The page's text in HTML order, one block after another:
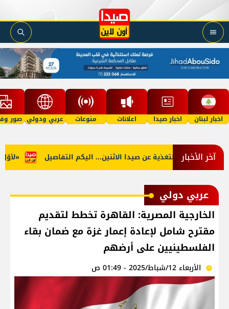
اخبار لبنان اخبار صيدا اعلانات منوعات عربي ودولي صور
آخر الأخبار «لأوّل توقف التغذية عن صيدا الاثنين... اليكم التفاصيل
عربي دولي
الخارجية المصرية: القاهرة تخطط لتقديم
مقترح شامل لإعادة إعمار غزة مع ضمان بقاء
الفلسطينيين على أرضهم
الأربعاء 12/شباط/2025 - 01:49 ص